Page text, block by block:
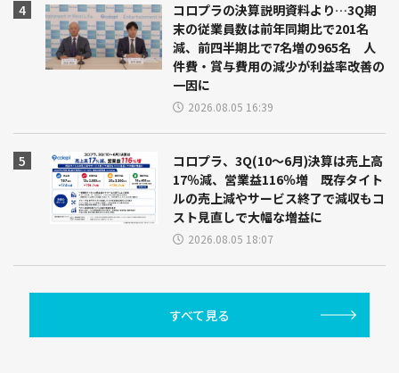
コロプラの決算説明資料より…3Q期
末の従業員数は前年同期比で201名
減、前四半期比で7名増の965名 人
件費・賞与費用の減少が利益率改善の
一因に
2026.08.05 16:39
コロプラ、3Q(10～6月)決算は売上高
17％減、営業益116％増 既存タイト
ルの売上減やサービス終了で減収もコ
スト見直しで大幅な増益に
2026.08.05 18:07
すべて見る